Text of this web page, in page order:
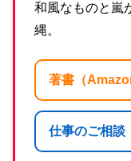
和風なものと嵐
縄。
著書（
仕事のご相談